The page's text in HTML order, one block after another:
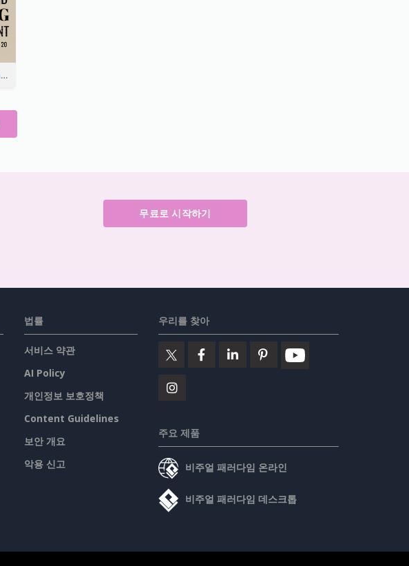
Simple Brown Grand Opening Event Invitation
무료로 시작하기
법률
서비스 약관
AI Policy
개인정보 보호정책
Content Guidelines
보안 개요
악용 신고
우리를 찾아
주요 제품
비주얼 패러다임 온라인
비주얼 패러다임 데스크톱